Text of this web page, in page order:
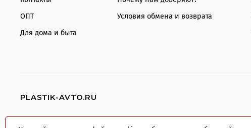
ОПТ
Для дома и быта
Условия обмена и возврата
PLASTIK-AVTO.RU